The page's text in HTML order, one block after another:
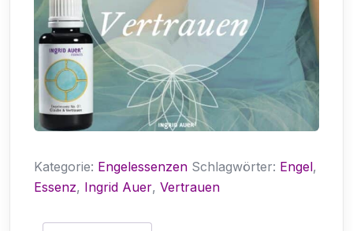
Kategorie: Engelessenzen Schlagwörter: Engel,
Essenz, Ingrid Auer, Vertrauen